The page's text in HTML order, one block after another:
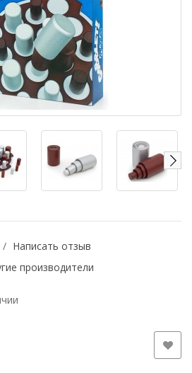
/ Написать отзыв
производители